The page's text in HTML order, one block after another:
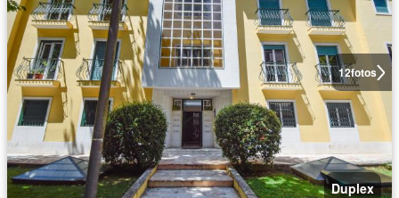
12fotos
Duplex